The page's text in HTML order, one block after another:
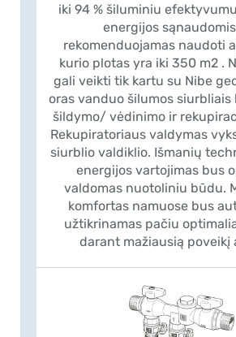
iki 94 % šiluminiu
energijos
rekomenduojamas naudoti
kurio plotas yra iki 350 m2 .
gali veikti tik kartu su Nibe
oras vanduo šilumos siurbliais
šildymo/ vėdinimo ir
Rekupiratoriaus valdymas
siurblio valdiklio. Išmanių
energijos vartojimas bus
valdomas nuotoliniu būdu.
komfortas namuose bus
užtikrinamas pačiu
darant mažiausią poveikį